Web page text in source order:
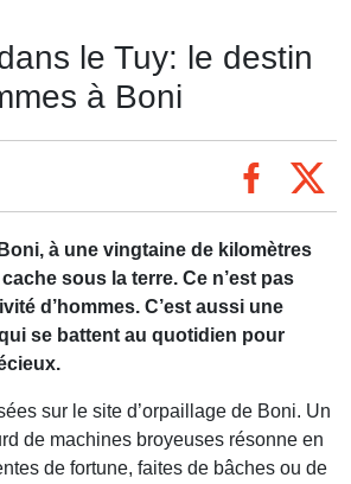
le Tuy: le destin
à Boni
à une vingtaine de kilomètres
sous la terre. Ce n’est pas
d’hommes. C’est aussi une
se battent au quotidien pour
sur le site d’orpaillage de Boni. Un
de machines broyeuses résonne en
de fortune, faites de bâches ou de